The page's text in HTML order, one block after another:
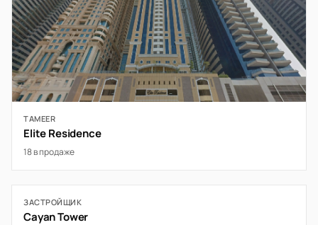
TAMEER
Elite Residence
18 в продаже
ЗАСТРОЙЩИК
Cayan Tower